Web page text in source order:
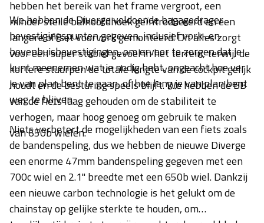
hebben het bereik van het frame vergroot, een
minder steile balhoofdhoek geïntroduceerd en een
langere offset voorvork gemonteerd. Dit alles zorgt
voor een super stabiel gevoel in het terrein, terwijl de
kortere stuurpen de totale lengte van de cockpit gelijk
houdt en de besturing speels blijft. We hebben de BB
van de fiets laag gehouden om de stabiliteit te
verhogen, maar hoog genoeg om gebruik te maken
van 650b wielen.
We hebben de Diverge voldoende bagagedrager
bevestigingspunten gegeven, inclusief vork- en
bovenbuisbevestigingen, om ervoor te zorgen dat je
kunt meenemen wat je nodig hebt, ongeacht hoe ver
je van plan bent te gaan, of hoe lang je van plan bent
weg te blijven.
Niets verbetert de mogelijkheden van een fiets zoals
de bandenspeling, dus we hebben de nieuwe Diverge
een enorme 47mm bandenspeling gegeven met een
700c wiel en 2.1" breedte met een 650b wiel. Dankzij
een nieuwe carbon technologie is het gelukt om de
chainstay op gelijke sterkte te houden, om